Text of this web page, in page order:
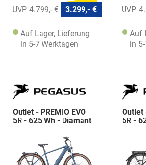
4.799,- € 3.299,- €
Auf Lager, Lieferung
in 5-7 Werktagen
Auf
in
Outlet - PREMIO EVO
5R - 625 Wh - Diamant
Outlet
5R -